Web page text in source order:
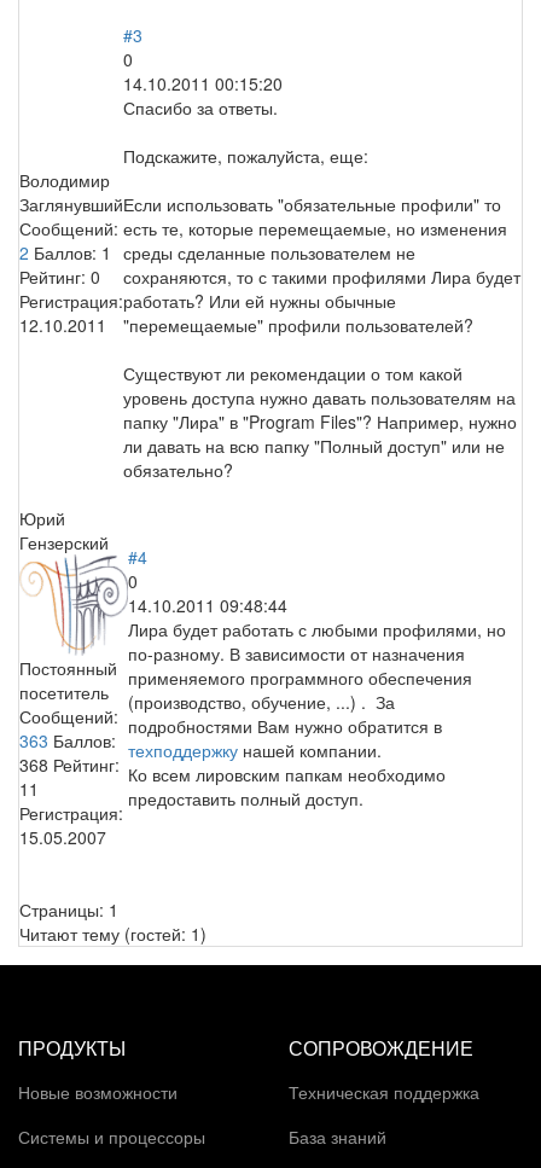
Володимир
Заглянувший
Сообщений:
2 Баллов: 1
Рейтинг: 0
Регистрация:
12.10.2011
#3
0
14.10.2011 00:15:20
Спасибо за ответы.
Подскажите, пожалуйста, еще:
Если использовать "обязательные профили" то
есть те, которые перемещаемые, но изменения
среды сделанные пользователем не
сохраняются, то с такими профилями Лира будет
работать? Или ей нужны обычные
"перемещаемые" профили пользователей?
Существуют ли рекомендации о том какой
уровень доступа нужно давать пользователям на
папку "Лира" в "Program Files"? Например, нужно
ли давать на всю папку "Полный доступ" или не
обязательно?
Юрий
Гензерский
Постоянный
посетитель
Сообщений:
363 Баллов:
368 Рейтинг:
11
Регистрация:
15.05.2007
#4
0
14.10.2011 09:48:44
Лира будет работать с любыми профилями, но
по-разному. В зависимости от назначения
применяемого программного обеспечения
(производство, обучение, ...) . За
подробностями Вам нужно обратится в
техподдержку нашей компании.
Ко всем лировским папкам необходимо
предоставить полный доступ.
Страницы: 1
Читают тему (гостей: 1)
ПРОДУКТЫ
Новые возможности
Системы и процессоры
СОПРОВОЖДЕНИЕ
Техническая поддержка
База знаний